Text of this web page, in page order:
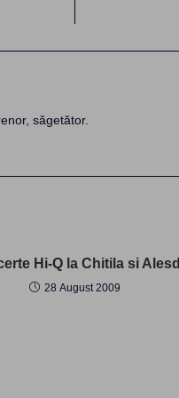
săgetător.
Hi-Q la Chitila si Alesd
28 August 2009